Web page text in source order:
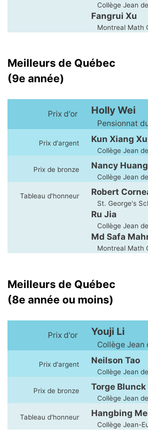
Collège Jean
Fangrui Xu
Montreal Math
Meilleurs de Québec
(9e année)
Prix d'or Holly Wei
Pensionnat
Prix d'argent Kun Xiang Xu
Collège Jean
Prix de bronze Nancy Huang
Collège Jean
Tableau d'honneur Robert
St. George's
Ru Jia
Collège Jean
Md Safa
Montreal Math
Meilleurs de Québec
(8e année ou moins)
Prix d'or Youji Li
Collège Jean
Prix d'argent Neilson Tao
Collège Jean
Prix de bronze Torge Blunck
Collège Jean
Tableau d'honneur Hangbing
Collège Jean-